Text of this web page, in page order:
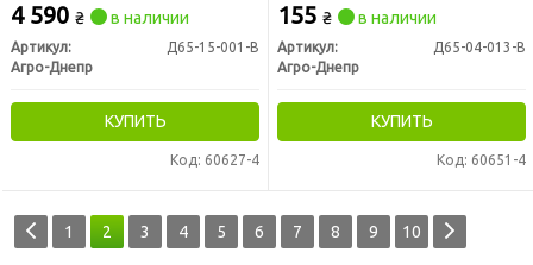
4 590 ₴ в наличии
Артикул:
Д65-15-001-В
Агро-Днепр
КУПИТЬ
Код: 60627-4
155 ₴ в наличии
Артикул:
Д65-04-013-В
Агро-Днепр
КУПИТЬ
Код: 60651-4
1 2 3 4 5 6 7 8 9 10